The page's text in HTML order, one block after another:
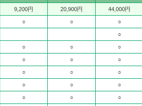
9,200円 20,900円 44,000円
○ ○ ○
○
○ ○ ○
○ ○ ○
○ ○ ○
○ ○ ○
○ ○ ○